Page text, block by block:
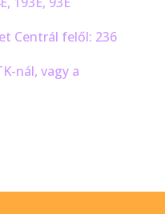
Centrál felől: 236
nál, vagy a